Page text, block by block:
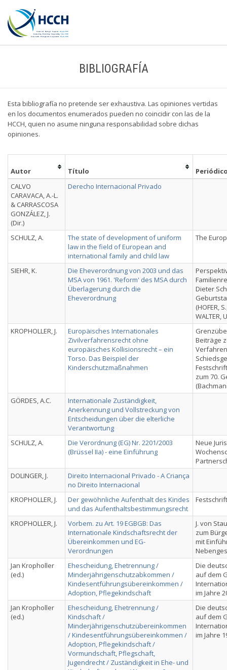
BIBLIOGRAFÍA
Esta bibliografía no pretende ser exhaustiva. Las opiniones vertidas
en los documentos enumerados pueden no coincidir con las de la
HCCH, quien no asume ninguna responsabilidad sobre dichas
opiniones.
Autor Título
CALVO
CARAVACA, A.-L.
& CARRASCOSA
GONZÁLEZ, J.
(Dir.)
Derecho Internacional Privado
SCHULZ, A.
The state of development of uniform
law in the field of European and
international family and child law
The
SIEHR, K.
Die Eheverordnung von 2003 und das
MSA von 1961. 'Reform' des MSA durch
Überlagerung durch die
Eheverordnung
Dieter
(HOFER,
WALTER,
KROPHOLLER, J.
Europäisches Internationales
Zivilverfahrensrecht ohne
europäisches Kollisionsrecht – ein
Torso. Das Beispiel der
Kinderschutzmaßnahmen
Beiträge
zum 70.
GÖRDES, A.C.
Internationale Zuständigkeit,
Anerkennung und Vollstreckung von
Entscheidungen über die elterliche
Verantwortung
SCHULZ, A.
Die Verordnung (EG) Nr. 2201/2003
(Brüssel IIa) - eine Einführung
Neue
DOLINGER, J.
Direito Internacional Privado - A Criança
no Direito Internacional
KROPHOLLER, J.
Der gewöhnliche Aufenthalt des Kindes
und das Aufenthaltsbestimmungsrecht
KROPHOLLER, J.
Vorbem. zu Art. 19 EGBGB: Das
Internationale Kindschaftsrecht der
Übereinkommen und EG-
Verordnungen
J. von
zum
mit
Jan Kropholler
(ed.)
Ehescheidung, Ehetrennung /
Minderjährigenschutzabkommen /
Kindesentführungsübereinkommen /
Adoption, Pflegekindschaft
Die
auf dem
im Jahre
Jan Kropholler
(ed.)
Ehescheidung, Ehetrennung /
Kindschaft /
Minderjährigenschutzübereinkommen
/ Kindesentführungsübereinkommen /
Adoption, Pflegekindschaft /
Vormundschaft, Pflegschaft,
Jugendrecht / Zuständigkeit in Ehe- und
Die
auf dem
im Jahre